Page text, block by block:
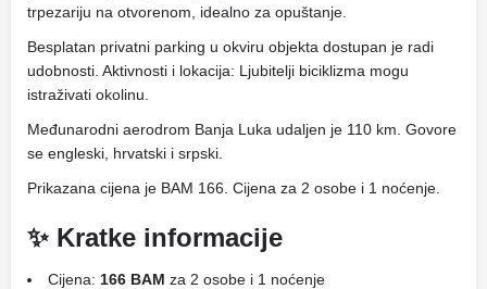
trpezariju na otvorenom, idealno za opuštanje.
Besplatan privatni parking u okviru objekta dostupan je radi
udobnosti. Aktivnosti i lokacija: Ljubitelji biciklizma mogu
istraživati ​​okolinu.
Međunarodni aerodrom Banja Luka udaljen je 110 km. Govore
se engleski, hrvatski i srpski.
Prikazana cijena je BAM 166. Cijena za 2 osobe i 1 noćenje.
✨ Kratke informacije
Cijena: 166 BAM za 2 osobe i 1 noćenje